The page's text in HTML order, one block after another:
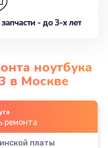
- до 3-х лет
ноутбука
в Москве
ремонта
платы